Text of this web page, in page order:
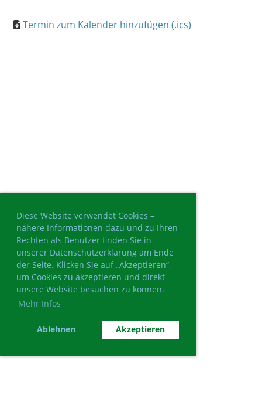
Diese Website verwendet Cookies –
nähere Informationen dazu und zu Ihren
Rechten als Benutzer finden Sie in
unserer Datenschutzerklärung am Ende
der Seite. Klicken Sie auf „Akzeptieren“,
um Cookies zu akzeptieren und direkt
unsere Website besuchen zu können.
Mehr Infos
Ablehnen Akzeptieren
Termin zum Kalender hinzufügen (.ics)